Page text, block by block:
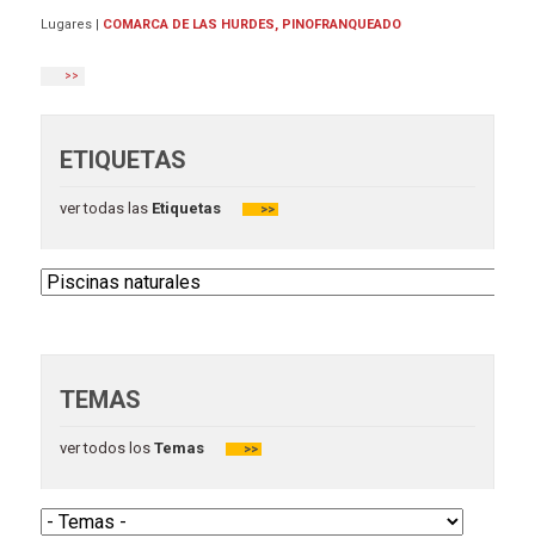
Lugares | COMARCA DE LAS HURDES, PINOFRANQUEADO
>>
ETIQUETAS
ver todas las Etiquetas >>
TEMAS
ver todos losTemas >>